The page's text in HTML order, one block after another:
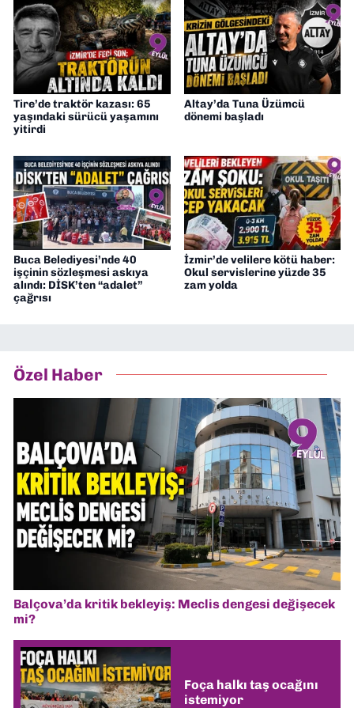
Tire’de traktör kazası: 65
yaşındaki sürücü yaşamını
yitirdi
Altay’da Tuna Üzümcü
dönemi başladı
Buca Belediyesi’nde 40
işçinin sözleşmesi askıya
alındı: DİSK’ten “adalet”
çağrısı
İzmir’de velilere kötü haber:
Okul servislerine yüzde 35
zam yolda
Özel Haber
Balçova’da kritik bekleyiş: Meclis dengesi değişecek
mi?
Foça halkı taş ocağını
istemiyor